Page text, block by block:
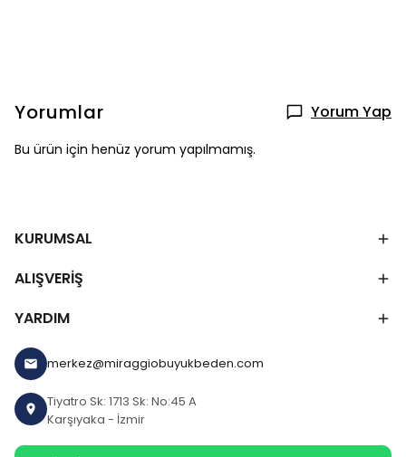
Yorumlar Yorum Yap
Bu ürün için henüz yorum yapılmamış.
KURUMSAL
ALIŞVERİŞ
YARDIM
merkez@miraggiobuyukbeden.com
Tiyatro Sk: 1713 Sk: No:45 A
Karşıyaka - İzmir